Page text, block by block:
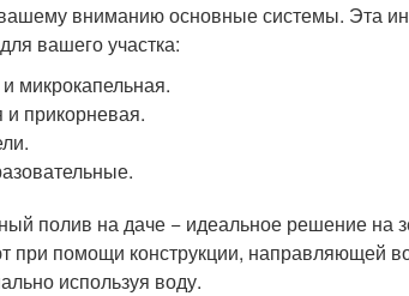
вниманию основные системы. Эта
вашего участка:
микрокапельная.
прикорневая.
полив на даче − идеальное решение на
при помощи конструкции, направляющей
используя воду.